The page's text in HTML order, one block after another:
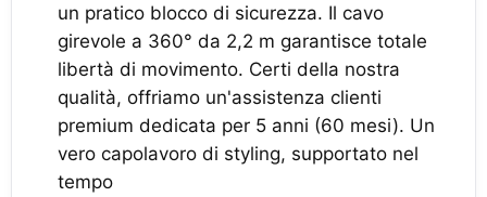
un pratico blocco di sicurezza. Il cavo
girevole a 360° da 2,2 m garantisce totale
libertà di movimento. Certi della nostra
qualità, offriamo un'assistenza clienti
premium dedicata per 5 anni (60 mesi). Un
vero capolavoro di styling, supportato nel
tempo